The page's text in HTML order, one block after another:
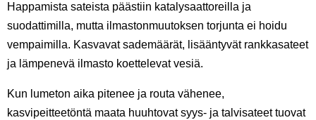
Happamista sateista päästiin katalysaattoreilla ja
suodattimilla, mutta ilmastonmuutoksen torjunta ei hoidu
vempaimilla. Kasvavat sademäärät, lisääntyvät rankkasateet
ja lämpenevä ilmasto koettelevat vesiä.
Kun lumeton aika pitenee ja routa vähenee,
kasvipeitteetöntä maata huuhtovat syys- ja talvisateet tuovat